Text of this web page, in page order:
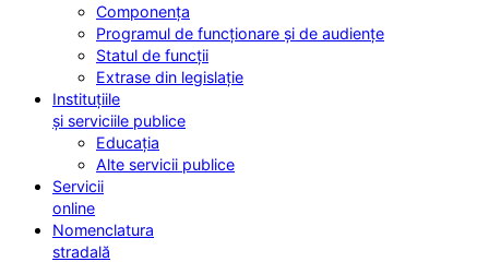
Componența
Programul de funcționare și de audiențe
Statul de funcții
Extrase din legislație
Instituțiile
și serviciile publice
Educația
Alte servicii publice
Servicii
online
Nomenclatura
stradală